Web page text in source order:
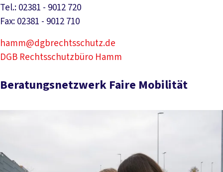
Tel.: 02381 - 9012 720
Fax: 02381 - 9012 710
hamm@dgbrechtsschutz.de
DGB Rechtsschutzbüro Hamm
Beratungsnetzwerk Faire Mobilität